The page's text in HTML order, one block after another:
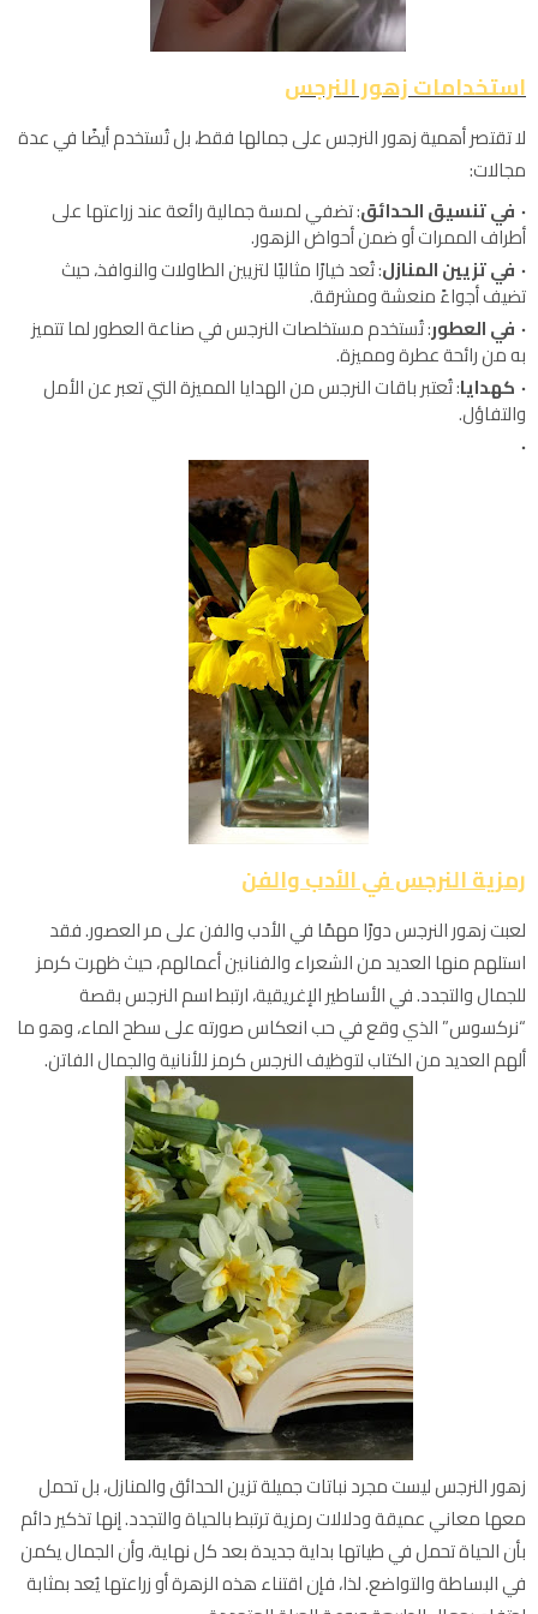
استخدامات زهور النرجس
لا تقتصر أهمية زهور النرجس على جمالها فقط، بل تُستخدم أيضًا في عدة
مجالات:
في تنسيق الحدائق: تضفي لمسة جمالية رائعة عند زراعتها على
أطراف الممرات أو ضمن أحواض الزهور.
في تزيين المنازل: تُعد خيارًا مثاليًا لتزيين الطاولات والنوافذ، حيث
تضيف أجواءً منعشة ومشرقة.
في العطور: تُستخدم مستخلصات النرجس في صناعة العطور لما تتميز
به من رائحة عطرة ومميزة.
كهدايا: تُعتبر باقات النرجس من الهدايا المميزة التي تعبر عن الأمل
والتفاؤل.
رمزية النرجس في الأدب والفن
لعبت زهور النرجس دورًا مهمًا في الأدب والفن على مر العصور. فقد
استلهم منها العديد من الشعراء والفنانين أعمالهم، حيث ظهرت كرمز
للجمال والتجدد. في الأساطير الإغريقية، ارتبط اسم النرجس بقصة
“نركسوس” الذي وقع في حب انعكاس صورته على سطح الماء، وهو ما
ألهم العديد من الكتاب لتوظيف النرجس كرمز للأنانية والجمال الفاتن.
زهور النرجس ليست مجرد نباتات جميلة تزين الحدائق والمنازل، بل تحمل
معها معاني عميقة ودلالات رمزية ترتبط بالحياة والتجدد. إنها تذكير دائم
بأن الحياة تحمل في طياتها بداية جديدة بعد كل نهاية، وأن الجمال يكمن
في البساطة والتواضع. لذا، فإن اقتناء هذه الزهرة أو زراعتها يُعد بمثابة